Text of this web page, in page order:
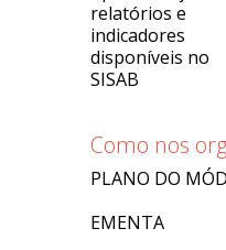
relatórios e
indicadores
disponíveis no
SISAB
Como nos
PLANO DO
EMENTA